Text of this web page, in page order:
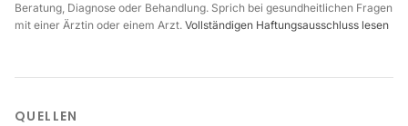
Beratung, Diagnose oder Behandlung. Sprich bei gesundheitlichen Fragen
mit einer Ärztin oder einem Arzt. Vollständigen Haftungsausschluss lesen
QUELLEN